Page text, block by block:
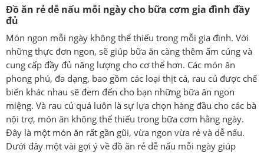
Đồ ăn rẻ dễ nấu mỗi ngày cho bữa cơm gia đình đầy
đủ
Món ngon mỗi ngày không thể thiếu trong mỗi gia đình. Với
những thực đơn ngon, sẽ giúp bữa ăn càng thêm ấm cúng và
cung cấp đầy đủ năng lượng cho cơ thể hơn. Các món ăn
phong phú, đa dạng, bao gồm các loại thịt cá, rau củ được chế
biến khác nhau sẽ đem đến cho bạn những bữa ăn ngon
miệng. Và rau củ quả luôn là sự lựa chọn hàng đầu cho các bà
nội trợ, món ăn không thể thiếu trong bữa cơm hằng ngày.
Đây là một món ăn rất gần gũi, vừa ngon vừa rẻ và dễ nấu.
Dưới đây một vài gợi ý về đồ ăn rẻ dễ nấu mỗi ngày giúp